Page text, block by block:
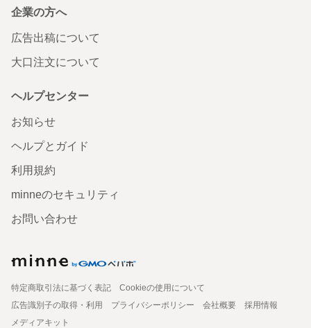
企業の方へ
広告出稿について
大口注文について
ヘルプセンター
お知らせ
ヘルプとガイド
利用規約
minneのセキュリティ
お問い合わせ
特定商取引法に基づく表記
Cookieの使用について
広告識別子の取得・利用
プライバシーポリシー 会社概要
採用情報
メディアキット